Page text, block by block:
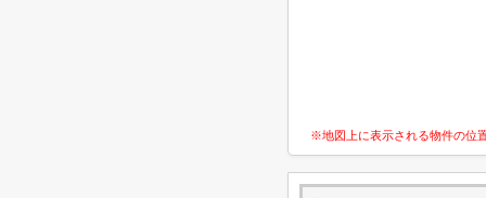
※地図上に表示される物件の位